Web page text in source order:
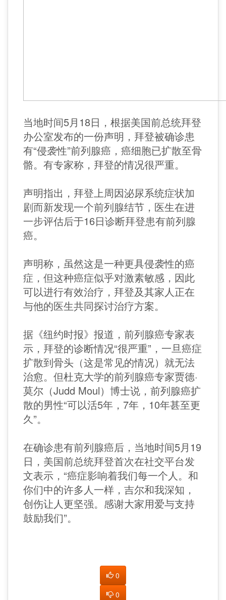
当地时间5月18日，根据美国前总统拜登
办公室发布的一份声明，拜登被确诊患
有“侵袭性”前列腺癌，癌细胞已扩散至骨
骼。有专家称，拜登的情况很严重。
声明指出，拜登上周因泌尿系统症状加
剧而新发现一个前列腺结节，医生在进
一步评估后于16日诊断拜登患有前列腺
癌。
声明称，虽然这是一种更具侵袭性的癌
症，但这种癌症似乎对激素敏感，因此
可以进行有效治疗，拜登及其家人正在
与他的医生共同探讨治疗方案。
据《纽约时报》报道，前列腺癌专家表
示，拜登的诊断情况“很严重”，一旦癌症
扩散到骨头（这是常见的情况）就无法
治愈。但杜克大学的前列腺癌专家贾德·
莫尔（Judd Moul）博士说，前列腺癌扩
散的男性“可以活5年，7年，10年甚至更
久”。
在确诊患有前列腺癌后，当地时间5月19
日，美国前总统拜登首次在社交平台发
文表示，“癌症影响着我们每一个人。和
你们中的许多人一样，吉尔和我深知，
创伤让人更坚强。感谢大家用爱与支持
鼓励我们”。
0
0